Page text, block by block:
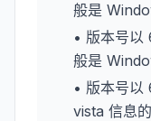
般是
• 版本号以
般是
• 版本号以
vista 信息